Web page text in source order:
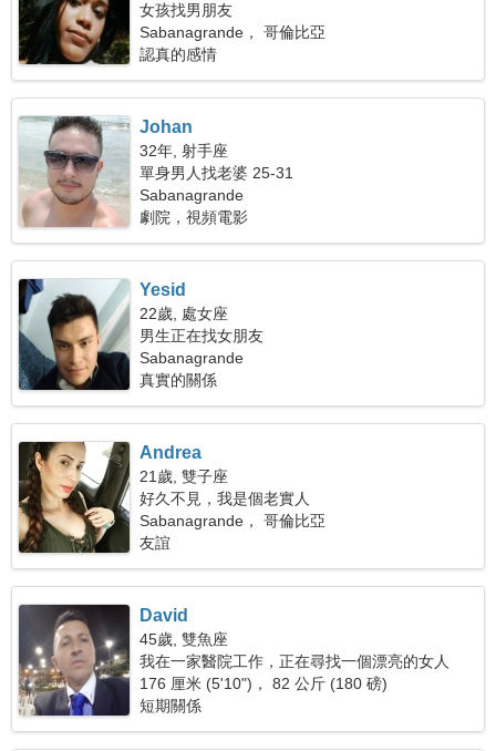
女孩找男朋友
Sabanagrande， 哥倫比亞
認真的感情
Johan
32年, 射手座
單身男人找老婆 25-31
Sabanagrande
劇院，視頻電影
Yesid
22歲, 處女座
男生正在找女朋友
Sabanagrande
真實的關係
Andrea
21歲, 雙子座
好久不見，我是個老實人
Sabanagrande， 哥倫比亞
友誼
David
45歲, 雙魚座
我在一家醫院工作，正在尋找一個漂亮的女人
176 厘米 (5'10")， 82 公斤 (180 磅)
短期關係